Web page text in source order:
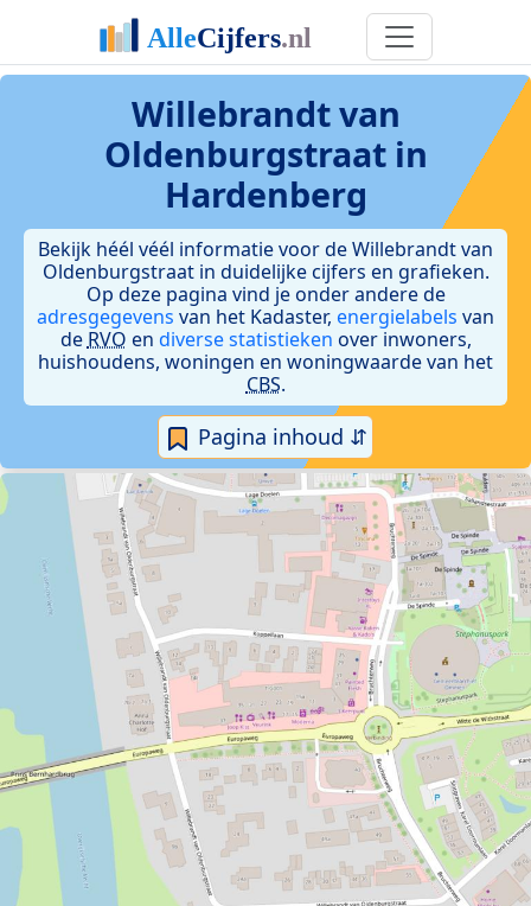
Willebrandt van
Oldenburgstraat in
Hardenberg
Bekijk héél véél informatie voor de Willebrandt van
Oldenburgstraat in duidelijke cijfers en grafieken.
Op deze pagina vind je onder andere de
adresgegevens van het Kadaster, energielabels van
de RVO en diverse statistieken over inwoners,
huishoudens, woningen en woningwaarde van het
CBS.
Pagina inhoud ⇵